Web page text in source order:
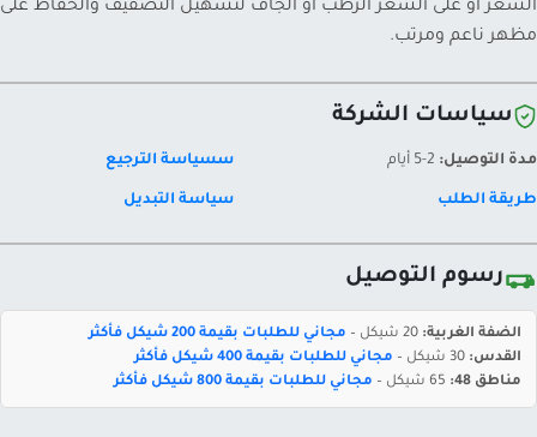
الشعر أو على الشعر الرطب أو الجاف لتسهيل التصفيف والحفاظ على
مظهر ناعم ومرتب.
سياسات الشركة
مدة التوصيل: سسياسة الترجيع
طريقة الطلب سياسة التبديل
رسوم التوصيل
الضفة الغربية:
مجاني للطلبات بقيمة 200 شيكل فأكثر
القدس:
مجاني للطلبات بقيمة 400 شيكل فأكثر
مناطق 48:
مجاني للطلبات بقيمة 800 شيكل فأكثر